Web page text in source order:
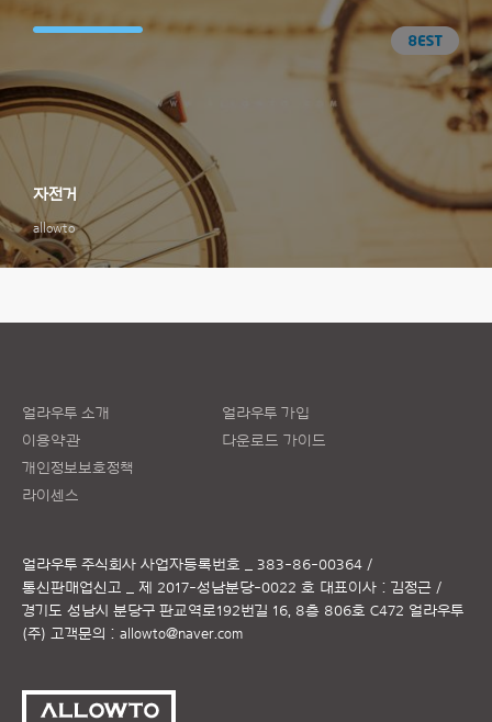
allowto
자전거
얼라우투 소개
이용약관
개인정보보호정책
라이센스
얼라우투 가입
다운로드 가이드
얼라우투 주식회사 사업자등록번호 _ 383-86-00364 /
통신판매업신고 _ 제 2017-성남분당-0022 호 대표이사 : 김정근 /
경기도 성남시 분당구 판교역로192번길 16, 8층 806호 C472 얼라우투
(주) 고객문의 : allowto@naver.com